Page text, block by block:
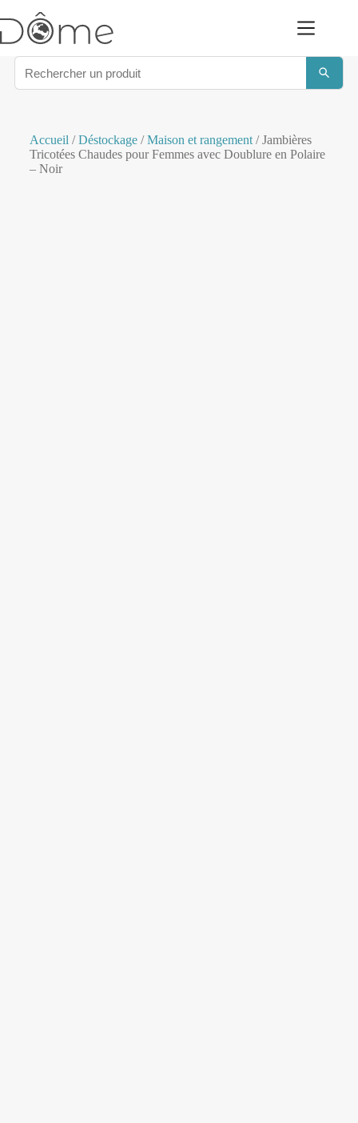
Accueil /Déstockage/Maison et rangement/ Jambières
Tricotées Chaudes pour Femmes avec Doublure en Polaire
– Noir